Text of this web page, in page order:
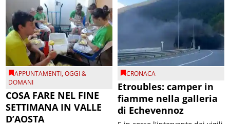
APPUNTAMENTI,OGGI &
DOMANI
COSA FARE NEL FINE
SETTIMANA IN VALLE
D’AOSTA
CRONACA
Etroubles: camper in
fiamme nella galleria
di Echevennoz